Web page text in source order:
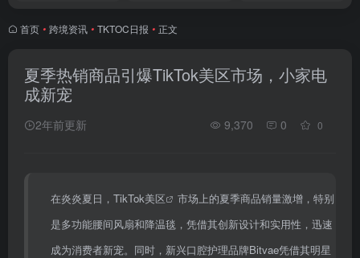
首页 • 跨境资讯 • TKTOC日报 • 正文
夏季热销商品引爆TikTok美区市场，小家电
成新宠
2年前更新 9,370 0 0
在炎炎夏日， TikTok美区
市场上的夏季商品销量激增，特别
是多功能腰间风扇和降温毯，凭借其创新设计和实用性，迅速
成为消费者新宠。同时，新兴口腔护理品牌Bitvae凭借其明星